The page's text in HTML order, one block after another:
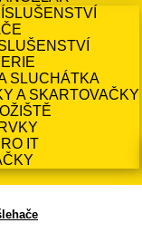
SLUCHÁTKA
A SKARTOVAČKY
IT